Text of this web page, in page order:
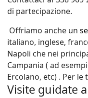
di partecipazione.
Offriamo anche un
italiano, inglese,
Napoli che nei
Campania ( ad
Ercolano, etc) . Per le
Visite guidate